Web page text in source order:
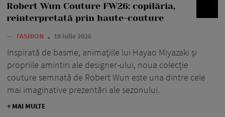
Robert Wun Couture FW26: copilăria,
reinterpretată prin haute-couture
— FASHION 18 iulie 2026
Inspirată de basme, animațiile lui Hayao Miyazaki și
propriile amintiri ale designer-ului, noua colecție
couture semnată de Robert Wun este una dintre cele
mai imaginative prezentări ale sezonului.
+ MAI MULTE